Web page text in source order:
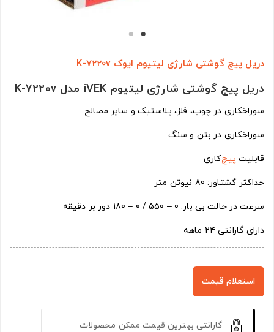
دریل پیچ گوشتی شارژی لیتیوم ایوک K-7220v
دریل پیچ گوشتی شارژی لیتیوم iVEK مدل K-7220v
سوراخکاری در چوب، فلز، پلاستیک و سایر مصالح
سوراخکاری در بتن و سنگ
قابلیت پیچ‌کاری
حداکثر گشتاور: 80 نیوتن متر
سرعت در حالت بی بار: 0 – 550 / 0 – 180 دور بر دقیقه
دارای گارانتی ۲۴ ماهه
استعلام قیمت
گارانتی بهترین قیمت ممکن محصولات